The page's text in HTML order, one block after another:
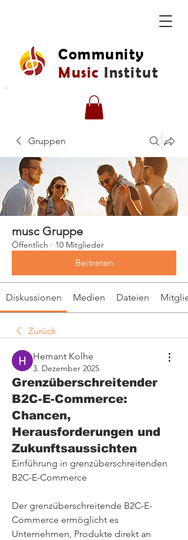
Community
Music Institut
Gruppen
musc Gruppe
Öffentlich · 10 Mitglieder
Beitreten
Diskussionen Medien Dateien
Zurück
Hemant Kolhe
3. Dezember 2025
Grenzüberschreitender
B2C-E-Commerce:
Chancen,
Herausforderungen und
Zukunftsaussichten
Einführung in grenzüberschreitenden
B2C-E-Commerce
Der grenzüberschreitende B2C-E-
Commerce ermöglicht es
Unternehmen, Produkte direkt an